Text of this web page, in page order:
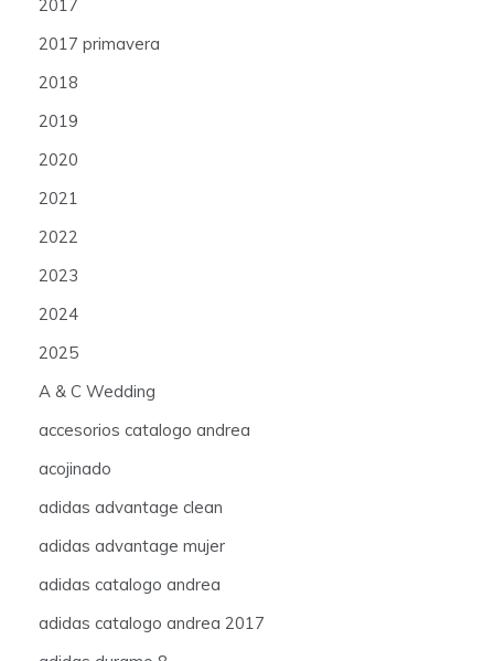
2017
2017 primavera
2018
2019
2020
2021
2022
2023
2024
2025
A & C Wedding
accesorios catalogo andrea
acojinado
adidas advantage clean
adidas advantage mujer
adidas catalogo andrea
adidas catalogo andrea 2017